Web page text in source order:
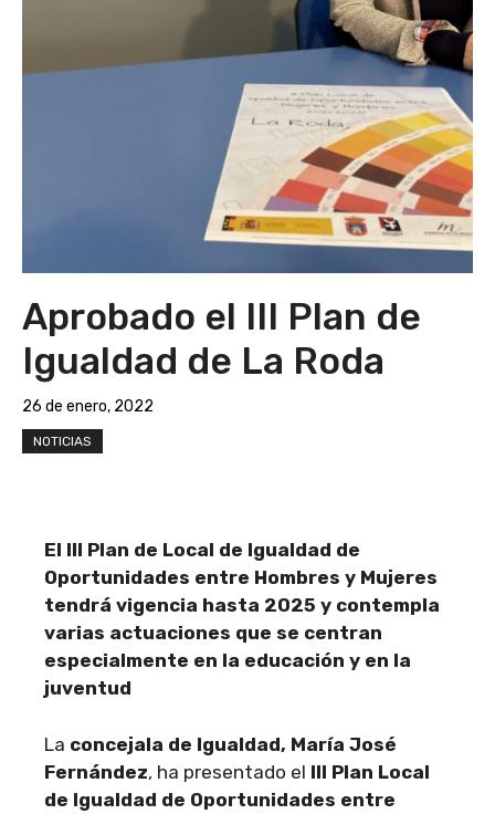
Aprobado el III Plan de
Igualdad de La Roda
26 de enero, 2022
NOTICIAS
El III Plan de Local de Igualdad de
Oportunidades entre Hombres y Mujeres
tendrá vigencia hasta 2025 y contempla
varias actuaciones que se centran
especialmente en la educación y en la
juventud
La concejala de Igualdad, María José
Fernández, ha presentado el III Plan Local
de Igualdad de Oportunidades entre